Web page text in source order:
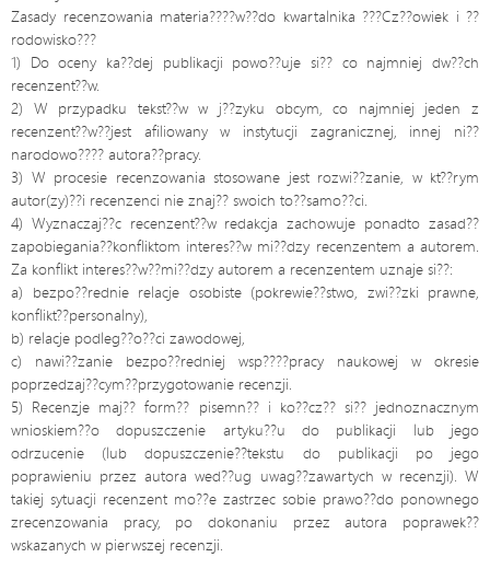
Zasady recenzowania materia????w??do kwartalnika ???Cz??owiek i ??
rodowisko???
1) Do oceny ka??dej publikacji powo??uje si?? co najmniej dw??ch
recenzent??w.
2) W przypadku tekst??w w j??zyku obcym, co najmniej jeden z
recenzent??w??jest afiliowany w instytucji zagranicznej, innej ni??
narodowo???? autora??pracy.
3) W procesie recenzowania stosowane jest rozwi??zanie, w kt??rym
autor(zy)??i recenzenci nie znaj?? swoich to??samo??ci.
4) Wyznaczaj??c recenzent??w redakcja zachowuje ponadto zasad??
zapobiegania??konfliktom interes??w mi??dzy recenzentem a autorem.
Za konflikt interes??w??mi??dzy autorem a recenzentem uznaje si??:
a) bezpo??rednie relacje osobiste (pokrewie??stwo, zwi??zki prawne,
konflikt??personalny),
b) relacje podleg??o??ci zawodowej,
c) nawi??zanie bezpo??redniej wsp????pracy naukowej w okresie
poprzedzaj??cym??przygotowanie recenzji.
5) Recenzje maj?? form?? pisemn?? i ko??cz?? si?? jednoznacznym
wnioskiem??o dopuszczenie artyku??u do publikacji lub jego
odrzucenie (lub dopuszczenie??tekstu do publikacji po jego
poprawieniu przez autora wed??ug uwag??zawartych w recenzji). W
takiej sytuacji recenzent mo??e zastrzec sobie prawo??do ponownego
zrecenzowania pracy, po dokonaniu przez autora poprawek??
wskazanych w pierwszej recenzji.